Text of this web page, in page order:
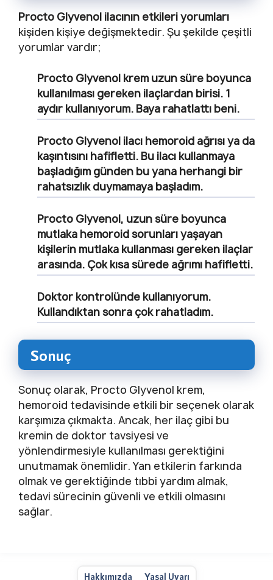
Procto Glyvenol ilacının etkileri yorumları
kişiden kişiye değişmektedir. Şu şekilde çeşitli
yorumlar vardır;
Procto Glyvenol krem uzun süre boyunca
kullanılması gereken ilaçlardan birisi. 1
aydır kullanıyorum. Baya rahatlattı beni.
Procto Glyvenol ilacı hemoroid ağrısı ya da
kaşıntısını hafifletti. Bu ilacı kullanmaya
başladığım günden bu yana herhangi bir
rahatsızlık duymamaya başladım.
Procto Glyvenol, uzun süre boyunca
mutlaka hemoroid sorunları yaşayan
kişilerin mutlaka kullanması gereken ilaçlar
arasında. Çok kısa sürede ağrımı hafifletti.
Doktor kontrolünde kullanıyorum.
Kullandıktan sonra çok rahatladım.
Sonuç
Sonuç olarak, Procto Glyvenol krem,
hemoroid tedavisinde etkili bir seçenek olarak
karşımıza çıkmakta. Ancak, her ilaç gibi bu
kremin de doktor tavsiyesi ve
yönlendirmesiyle kullanılması gerektiğini
unutmamak önemlidir. Yan etkilerin farkında
olmak ve gerektiğinde tıbbi yardım almak,
tedavi sürecinin güvenli ve etkili olmasını
sağlar.
Hakkımızda Yasal Uyarı